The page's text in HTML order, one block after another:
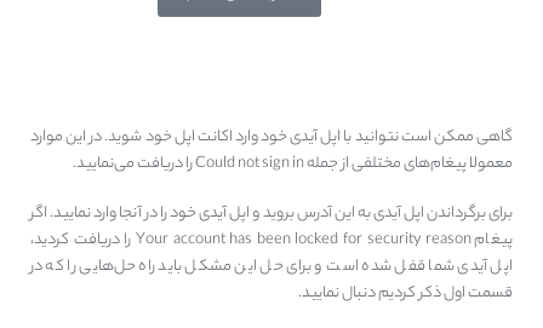
گاهی ممکن است نتوانید با اپل آیدی خود وارد اکانت اپل خود شوید. در این موارد
معمولا پیغام‌های مختلفی از جمله Could not sign in را دریافت می‌نمایید.
برای برگرداندن اپل آیدی به این آدرس بروید و اپل آیدی خود را در آنجا وارد نمایید. اگر
پیغام Your account has been locked for security reason را دریافت کردید،
اپل آیدی شما قفل شده است و برای حل این مشکل باید راه حل‌هایی را که در
قسمت اول ذکر کردیم دنبال نمایید.